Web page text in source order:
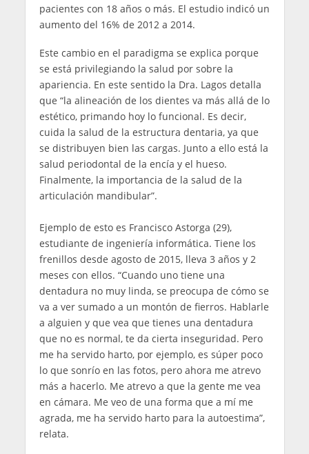
pacientes con 18 años o más. El estudio indicó un
aumento del 16% de 2012 a 2014.
Este cambio en el paradigma se explica porque
se está privilegiando la salud por sobre la
apariencia. En este sentido la Dra. Lagos detalla
que “la alineación de los dientes va más allá de lo
estético, primando hoy lo funcional. Es decir,
cuida la salud de la estructura dentaria, ya que
se distribuyen bien las cargas. Junto a ello está la
salud periodontal de la encía y el hueso.
Finalmente, la importancia de la salud de la
articulación mandibular”.
Ejemplo de esto es Francisco Astorga (29),
estudiante de ingeniería informática. Tiene los
frenillos desde agosto de 2015, lleva 3 años y 2
meses con ellos. “Cuando uno tiene una
dentadura no muy linda, se preocupa de cómo se
va a ver sumado a un montón de fierros. Hablarle
a alguien y que vea que tienes una dentadura
que no es normal, te da cierta inseguridad. Pero
me ha servido harto, por ejemplo, es súper poco
lo que sonrío en las fotos, pero ahora me atrevo
más a hacerlo. Me atrevo a que la gente me vea
en cámara. Me veo de una forma que a mí me
agrada, me ha servido harto para la autoestima”,
relata.